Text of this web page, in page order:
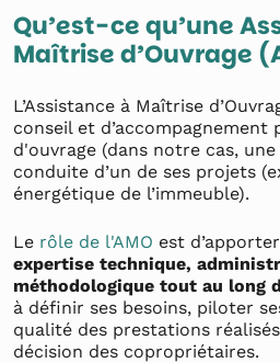
Qu’est-ce qu’une
Maîtrise d’Ouvrage
L’Assistance à Maîtrise
conseil et
d'ouvrage (dans notre cas,
conduite d’un de ses projets
énergétique de l’immeuble).
Le rôle de l'AMO est
expertise technique,
méthodologique tout au long
à définir ses besoins, piloter
qualité des prestations
décision des copropriétaires.